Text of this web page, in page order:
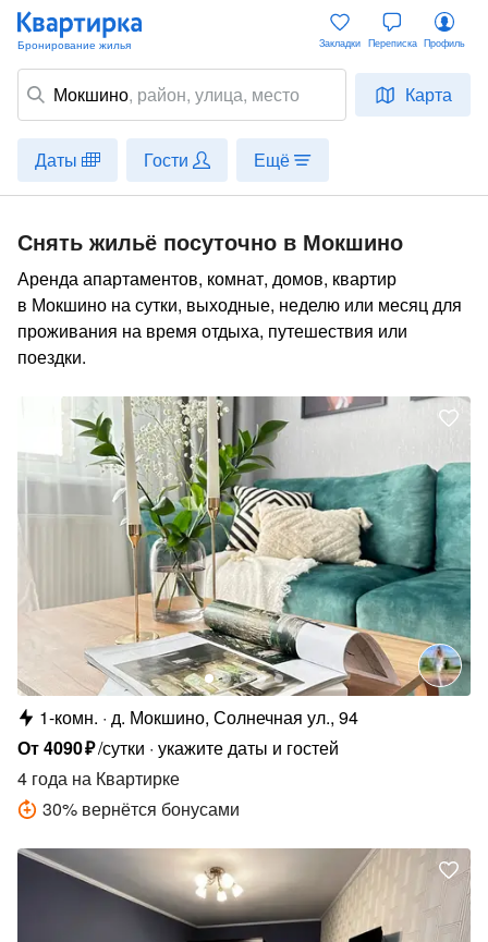
Мокшино, район, улица, место Карта
Закладки Переписка Профиль
Даты Гости Ещё
Снять жильё посуточно в Мокшино
Аренда апартаментов, комнат, домов, квартир
в Мокшино на сутки, выходные, неделю или месяц для
проживания на время отдыха, путешествия или
поездки.
1-комн.
д. Мокшино, Солнечная ул., 94
От4090₽/сутки укажите даты и гостей
4 года на Квартирке
30% вернётся бонусами